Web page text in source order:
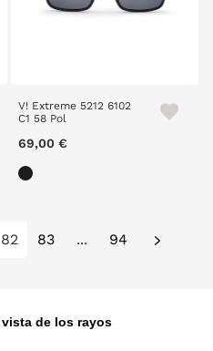
V! Extreme 5212 6102
C1 58 Pol
69,00 €
82 83 ... 94
de los rayos